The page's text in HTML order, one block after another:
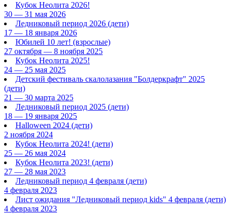
Кубок Неолита 2026!
30 — 31 мая 2026
Ледниковый период 2026 (дети)
17 — 18 января 2026
Юбилей 10 лет! (взрослые)
27 октября — 8 ноября 2025
Кубок Неолита 2025!
24 — 25 мая 2025
Детский фестиваль скалолазания "Болдеркрафт" 2025
(дети)
21 — 30 марта 2025
Ледниковый период 2025 (дети)
18 — 19 января 2025
Halloween 2024 (дети)
2 ноября 2024
Кубок Неолита 2024! (дети)
25 — 26 мая 2024
Кубок Неолита 2023! (дети)
27 — 28 мая 2023
Ледниковый период 4 февраля (дети)
4 февраля 2023
Лист ожидания "Ледниковый период kids" 4 февраля (дети)
4 февраля 2023